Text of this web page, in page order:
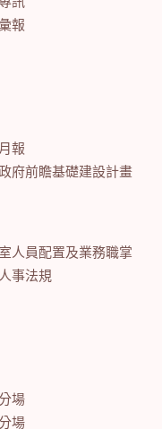
報
報
前瞻基礎建設計畫特別預算會計月報
人員配置及業務職掌
事法規
場
場